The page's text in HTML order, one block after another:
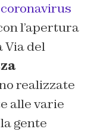
coronavirus
l’apertura
Via del
realizzate
alle varie
gente